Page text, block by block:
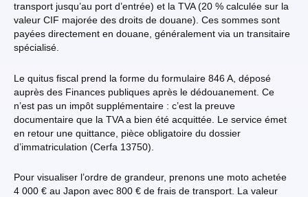
transport jusqu’au port d’entrée) et la TVA (20 % calculée sur la
valeur CIF majorée des droits de douane). Ces sommes sont
payées directement en douane, généralement via un transitaire
spécialisé.
Le quitus fiscal prend la forme du formulaire 846 A, déposé
auprès des Finances publiques après le dédouanement. Ce
n’est pas un impôt supplémentaire : c’est la preuve
documentaire que la TVA a bien été acquittée. Le service émet
en retour une quittance, pièce obligatoire du dossier
d’immatriculation (Cerfa 13750).
Pour visualiser l’ordre de grandeur, prenons une moto achetée
4 000 € au Japon avec 800 € de frais de transport. La valeur